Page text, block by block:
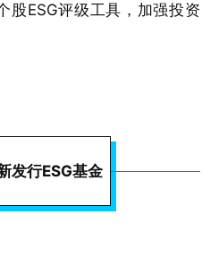
股ESG评级工具，加强投资
发行ESG基金